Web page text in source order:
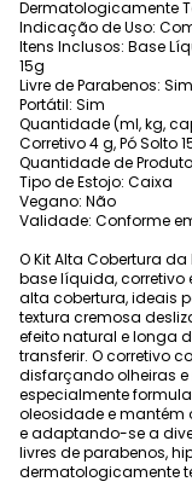
Dermatologicamente
Indicação de Uso:
Itens Inclusos: Base
15g
Livre de Parabenos: Sim
Portátil: Sim
Quantidade (ml, kg,
Corretivo 4 g, Pó Solto
Quantidade de
Tipo de Estojo: Caixa
Vegano: Não
Validade: Conforme
O Kit Alta Cobertura
base líquida,
alta cobertura, ideais
textura cremosa
efeito natural e longa
transferir. O corretivo
disfarçando olheiras
especialmente
oleosidade e mantém
e adaptando-se a
livres de parabenos,
dermatologicamente